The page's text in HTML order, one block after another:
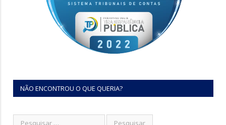
NÃO ENCONTROU O QUE QUERIA?